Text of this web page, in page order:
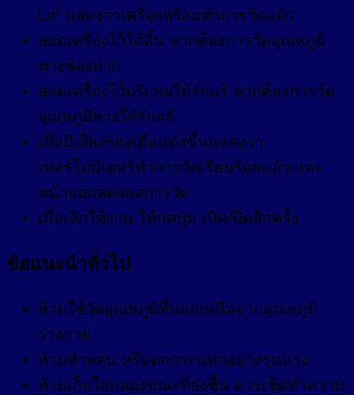
Lo” แสดงว่าเครื่องพร้อมทำการวัดแล้ว
สอดเครื่องไว้ใต้ลิ้น หากต้องการวัดอุณหภูมิ
ทางช่องปาก
สอดเครื่องไว้บริเวณใต้รักแร้ หากต้องการวัด
อุณหภูมิทางใต้รักแร้
เมื่อมีเสียงร้องเตือนดังขึ้นแสดงว่า
เทอร์โมมิเตอร์ทำการวัดเรียบร้อยแล้ว และ
หน้าจอแสดงผลการวัด
เมื่อเลิกใช้งาน ให้กดปุ่ม เปิด/ปิดอีกครั้ง
ข้อแนะนำทั่วไป
ห้ามใช้วัดอุณหภูมิที่นอกเหนือจากอุณหภูมิ
ร่างกาย
ห้ามทำหล่น หรือตกกระแทกอย่างรุนแรง
ห้ามเก็บใส่กล่องขณะที่ยังชื้น ควรเช็ดทำความ